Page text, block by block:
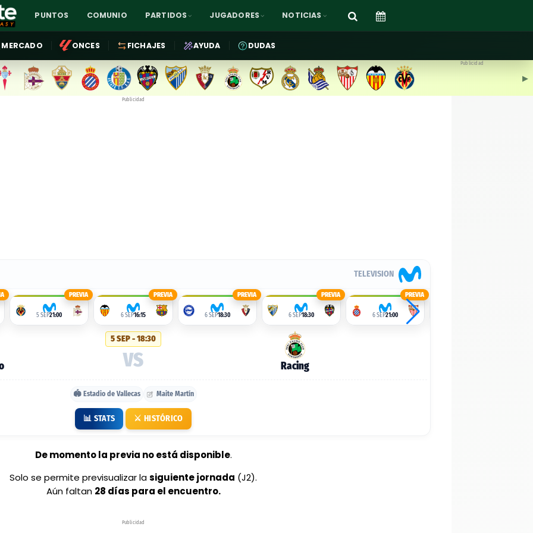
PUNTOS COMUNIO PARTIDOS JUGADORES NOTICIAS
MERCADO ONCES FICHAJES AYUDA DUDAS
▶︎
Publicidad
Publicidad
TELEVISION
PREVIA
5 SEP21:00
PREVIA
6 SEP16:15
PREVIA
6 SEP18:30
PREVIA
6 SEP18:30
PREVIA
6 SEP21:00
5 SEP - 18:30
VS Racing
🏟️ Estadio de Vallecas Maite Martín
📊 STATS ⚔️ HISTÓRICO
De momento la previa no está disponible.
Solo se permite previsualizar lasiguiente jornada (J2).
Aún faltan 28 días para el encuentro.
Publicidad